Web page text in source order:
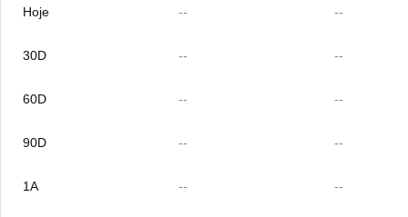
Hoje -- --
30D -- --
60D -- --
90D -- --
1A -- --